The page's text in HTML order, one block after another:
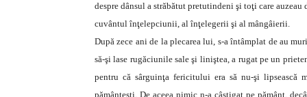
despre dânsul a străbătut pretutindeni şi toţi care
cuvântul înţelepciunii, al înţelegerii şi al mângâierii.
După zece ani de la plecarea lui, s-a întâmplat de au
să-şi lase rugăciunile sale şi liniştea, a rugat pe un
pentru că sârguinţa fericitului era să nu-şi lipsească
pământeşti. De aceea nimic n-a câştigat pe pământ,